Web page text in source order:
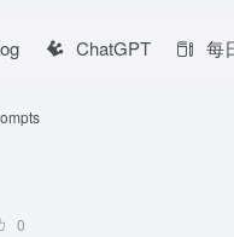
ChatGPT 每
0